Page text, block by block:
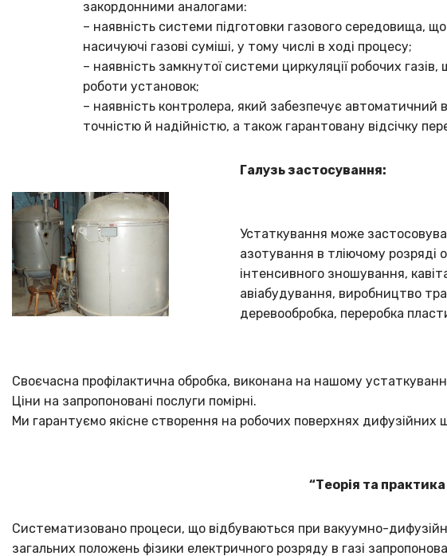
закордонними аналогами:
– наявність системи підготовки газового середовища,
насичуючі газові суміші, у тому числі в ході процесу;
– наявність замкнутої системи циркуляції робочих
роботи установок;
– наявність контролера, який забезпечує
точністю й надійністю, а також гарантовану відсічку
Галузь застосування:
Устаткування може
азотування в тліючому
інтенсивного зношування,
авіабудування, виробництво
деревообробка, переробка
Своєчасна профілактична обробка, виконана на нашому
Ціни на запропоновані послуги помірні.
Ми гарантуємо якісне створення на робочих поверхнях дифузійних
“Теорія та
Систематизовано процеси, що відбуваються при вакуумно-
загальних положень фізики електричного розряду в газі